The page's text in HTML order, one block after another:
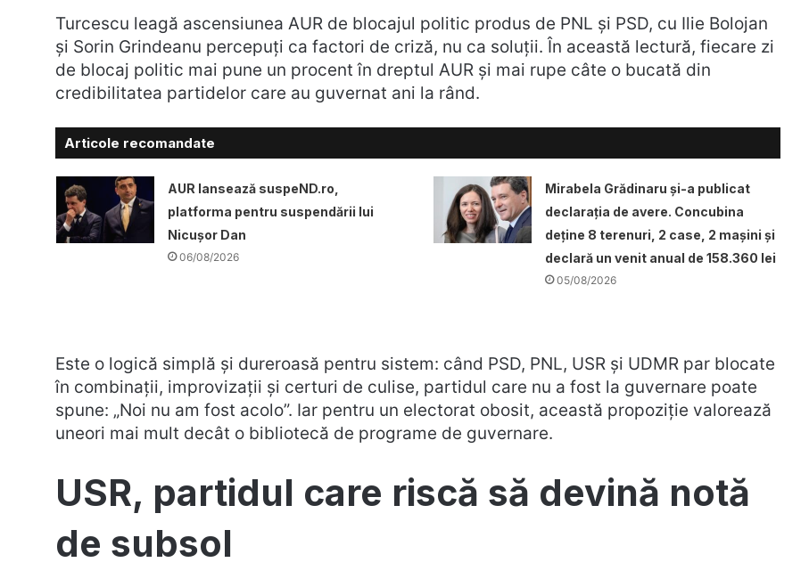
Turcescu leagă ascensiunea AUR de blocajul politic produs de PNL și PSD, cu Ilie Bolojan
și Sorin Grindeanu percepuți ca factori de criză, nu ca soluții. În această lectură, fiecare zi
de blocaj politic mai pune un procent în dreptul AUR și mai rupe câte o bucată din
credibilitatea partidelor care au guvernat ani la rând.
Articole recomandate
AUR lansează suspeND.ro,
platforma pentru suspendării lui
Nicușor Dan
06/08/2026
Mirabela Grădinaru și-a publicat
declarația de avere. Concubina
deține 8 terenuri, 2 case, 2 mașini și
declară un venit anual de 158.360 lei
05/08/2026
Este o logică simplă și dureroasă pentru sistem: când PSD, PNL, USR și UDMR par blocate
în combinații, improvizații și certuri de culise, partidul care nu a fost la guvernare poate
spune: „Noi nu am fost acolo”. Iar pentru un electorat obosit, această propoziție valorează
uneori mai mult decât o bibliotecă de programe de guvernare.
USR, partidul care riscă să devină notă
de subsol